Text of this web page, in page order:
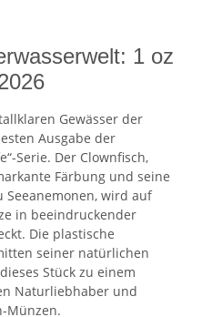
1 oz
Gewässer der
Ausgabe der
Serie. Der Clownfisch,
Färbung und seine
Seeanemonen, wird auf
in beeindruckender
Die plastische
seiner natürlichen
Stück zu einem
Naturliebhaber und
Münzen.